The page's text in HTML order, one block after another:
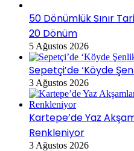
50 Dönümlük Sınır
20 Dönüm
5 Ağustos 2026
Sepetçi’de ‘Köyde
3 Ağustos 2026
Kartepe’de Yaz
Renkleniyor
3 Ağustos 2026